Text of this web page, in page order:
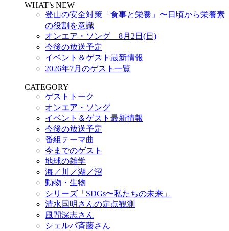
WHAT’s NEW
登山の安全対策「食事と栄養」〜日頃から栄養素
の役割を意識
オンエア・ソング 8月2日(日)
今後の放送予定
イベント＆ゲスト最新情報
2026年7月のゲスト一覧
CATEGORY
ゲストトーク
オンエア・ソング
イベント＆ゲスト最新情報
今後の放送予定
番組テーマ曲
今までのゲスト
地球の雑学
海／川／湖／沼
動物・生物
シリーズ「SDGs〜私たちの未来」
清水国明さんの定点観測
風間深志さん
シェルパ斉藤さん